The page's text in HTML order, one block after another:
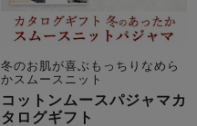
冬のお肌が喜ぶもっちりなめら
かスムースニット
コットンムースパジャマカ
タログギフト